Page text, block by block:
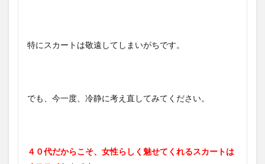
特にスカートは敬遠してしまいがちです。
でも、今一度、冷静に考え直してみてください。
４０代だからこそ、女性らしく魅せてくれるスカートは